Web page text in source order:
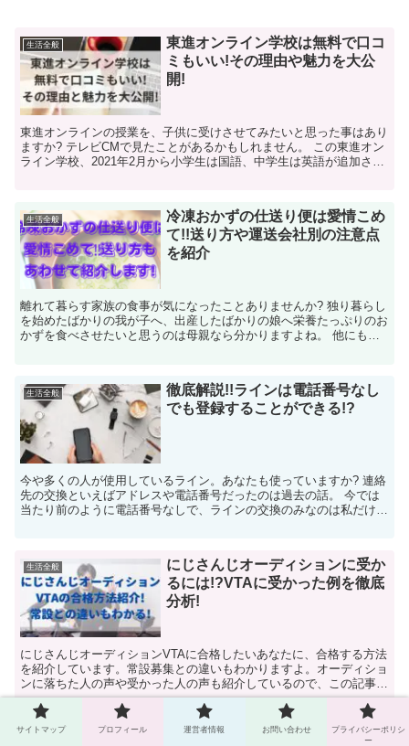
生活全般
東進オンライン学校は無料で口コ
ミもいい!その理由や魅力を大公
開!
東進オンラインの授業を、子供に受けさせてみたいと思った事はあり
ますか? テレビCMで見たことがあるかもしれません。 この東進オン
ライン学校、2021年2月から小学生は国語、中学生は英語が追加され
生活全般
冷凍おかずの仕送り便は愛情こめ
て!!送り方や運送会社別の注意点
を紹介
離れて暮らす家族の食事が気になったことありませんか? 独り暮らし
を始めたばかりの我が子へ、出産したばかりの娘へ栄養たっぷりのお
かずを食べさせたいと思うのは母親なら分かりますよね。 他にも単
生活全般
徹底解説!!ラインは電話番号なし
でも登録することができる!?
今や多くの人が使用しているライン。あなたも使っていますか? 連絡
先の交換といえばアドレスや電話番号だったのは過去の話。 今では
当たり前のように電話番号なしで、ラインの交換のみなのは私だけで
生活全般
にじさんじオーディションに受か
るには!?VTAに受かった例を徹底
分析!
にじさんじオーディションVTAに合格したいあなたに、合格する方法
を紹介しています。常設募集との違いもわかりますよ。オーディショ
ンに落ちた人の声や受かった人の声も紹介しているので、この記事を
読めば必ず合格に必要な情報を理解できます。
距離を置く期間は決めておく!連
サイトマップ プロフィール 運営者情報 お問い合わせ
プライバシーポリシ
ー